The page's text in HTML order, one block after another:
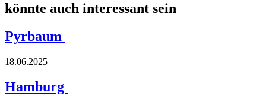
könnte auch interessant sein
Pyrbaum
18.06.2025
Hamburg